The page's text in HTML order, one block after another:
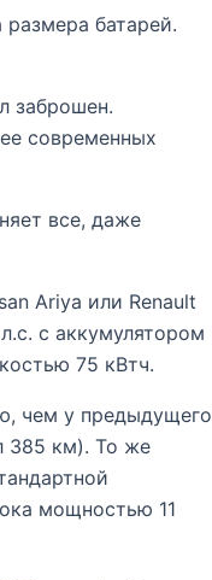
батарей.
заброшен.
современных
все, даже
Ariya или Renault
с аккумулятором
75 кВтч.
чем у предыдущего
385 км). То же
мощностью 11